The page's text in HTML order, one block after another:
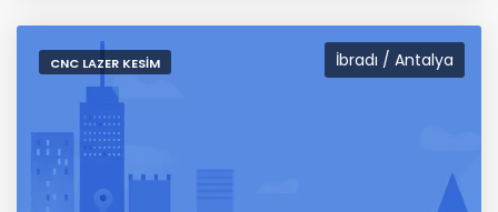
İbradı / Antalya
CNC LAZER KESIM